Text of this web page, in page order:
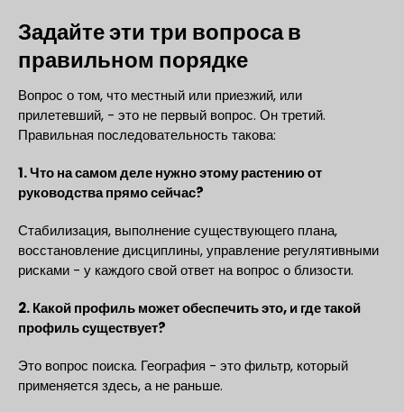
Задайте эти три вопроса в
правильном порядке
Вопрос о том, что местный или приезжий, или
прилетевший, - это не первый вопрос. Он третий.
Правильная последовательность такова:
1. Что на самом деле нужно этому растению от
руководства прямо сейчас?
Стабилизация, выполнение существующего плана,
восстановление дисциплины, управление регулятивными
рисками - у каждого свой ответ на вопрос о близости.
2. Какой профиль может обеспечить это, и где такой
профиль существует?
Это вопрос поиска. География - это фильтр, который
применяется здесь, а не раньше.